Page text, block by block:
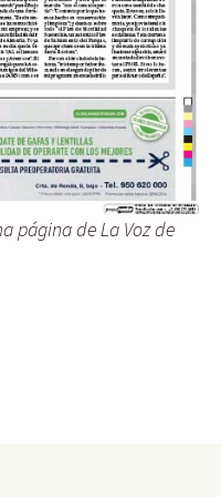
página de La Voz de